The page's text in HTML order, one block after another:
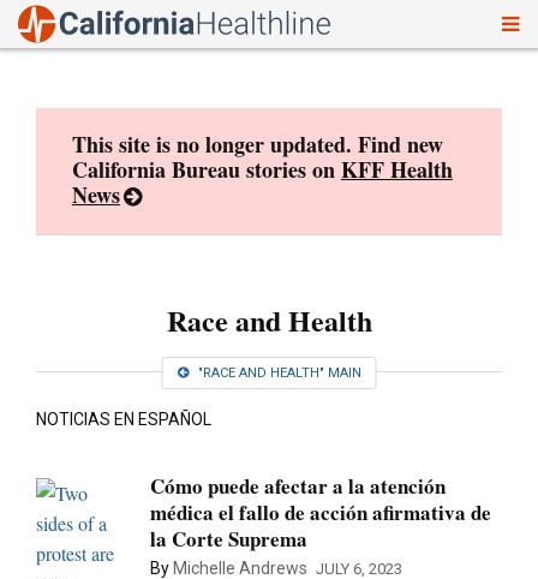
This site is no longer updated. Find new
California Bureau stories onKFF Health
News
Race and Health
"RACE AND HEALTH" MAIN
NOTICIAS EN ESPAÑOL
Cómo puede afectar a la atención
médica el fallo de acción afirmativa de
la Corte Suprema
By Michelle Andrews JULY 6, 2023